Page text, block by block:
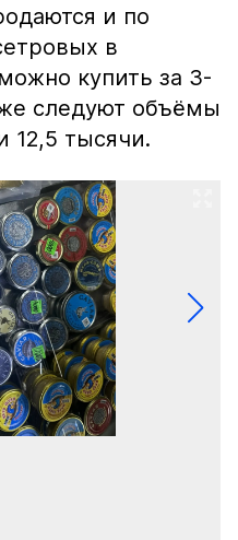
и по
в
купить за 3-
следуют объёмы
12,5 тысячи.